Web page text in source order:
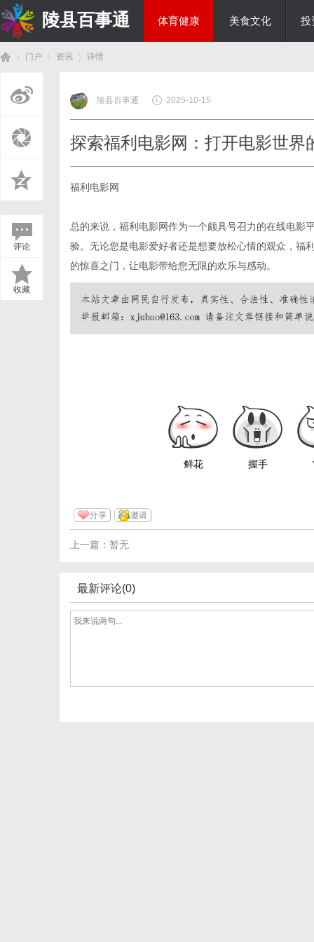
陵县百事通 体育健康 美食文化 投
门户 资讯
›
详情
评论
收藏
陵县百事通 2025-10-15
探索福利电影网：打开电影世界
福利电影网
总的来说，福利电影网作为一个颇具号召力的在线电影
验。无论您是电影爱好者还是想要放松心情的观众，福
的惊喜之门，让电影带给您无限的欢乐与感动。
鲜花 握手
分享 邀请
上一篇：暂无
最新评论(0)